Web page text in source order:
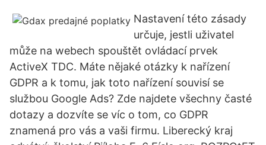
Nastavení této zásady
určuje, jestli uživatel
může na webech spouštět ovládací prvek
ActiveX TDC. Máte nějaké otázky k nařízení
GDPR a k tomu, jak toto nařízení souvisí se
službou Google Ads? Zde najdete všechny časté
dotazy a dozvíte se víc o tom, co GDPR
znamená pro vás a vaši firmu. Liberecký kraj